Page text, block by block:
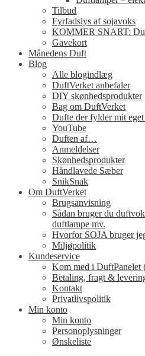
Tilbud
Fyrfadslys af sojavoks
KOMMER SNART:
Gavekort
Månedens Duft
Blog
Alle blogindlæg
DuftVerket anbefaler
DIY skønhedsprodukter
Bag om DuftVerket
Dufte der fylder mit
YouTube
Duften af…
Anmeldelser
Skønhedsprodukter
Håndlavede Sæber
SnikSnak
Om DuftVerket
Brugsanvisning
Sådan bruger du
duftlampe mv.
Hvorfor SOJA bruger
Miljøpolitik
Kundeservice
Kom med i DuftPanelet
Betaling, fragt &
Kontakt
Privatlivspolitik
Min konto
Min konto
Personoplysninger
Ønskeliste